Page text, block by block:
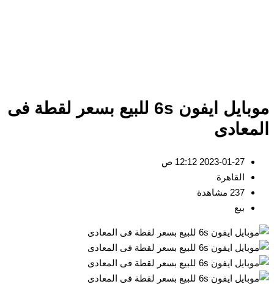
موبايل ايفون 6s للبيع بسعر لقطة فى
2023-01-27 12:12 ص
القاهرة
237 مشاهدة
بيع